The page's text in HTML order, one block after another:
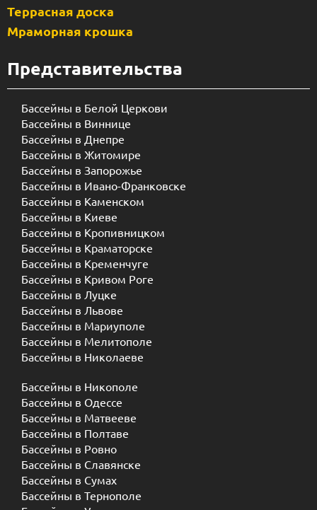
Террасная доска
Мраморная крошка
Представительства
Бассейны в Белой Церкови
Бассейны в Виннице
Бассейны в Днепре
Бассейны в Житомире
Бассейны в Запорожье
Бассейны в Ивано-Франковске
Бассейны в Каменском
Бассейны в Киеве
Бассейны в Кропивницком
Бассейны в Краматорске
Бассейны в Кременчуге
Бассейны в Кривом Роге
Бассейны в Луцке
Бассейны в Львове
Бассейны в Мариуполе
Бассейны в Мелитополе
Бассейны в Николаеве
Бассейны в Никополе
Бассейны в Одессе
Бассейны в Матвееве
Бассейны в Полтаве
Бассейны в Ровно
Бассейны в Славянске
Бассейны в Сумах
Бассейны в Тернополе